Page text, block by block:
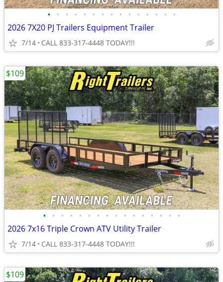
• • • • • • • • • • • • • • •
2026 7X20 PJ Trailers Equipment Trailer
7/14 CALL 833-317-4448 TODAY!!!
• • • • • • • • • • • • • • • •
2026 7x16 Triple Crown ATV Utility Trailer
7/14 CALL 833-317-4448 TODAY!!!
$109
$109